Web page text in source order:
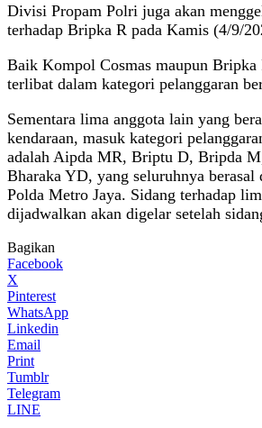
Divisi Propam Polri juga akan
terhadap Bripka R pada Kamis (4/9/
Baik Kompol Cosmas maupun
terlibat dalam kategori pelanggaran
Sementara lima anggota lain yang
kendaraan, masuk kategori
adalah Aipda MR, Briptu D, Bripda
Bharaka YD, yang seluruhnya berasal
Polda Metro Jaya. Sidang terhadap
dijadwalkan akan digelar setelah
Bagikan
Facebook
X
Pinterest
WhatsApp
Linkedin
Email
Print
Tumblr
Telegram
LINE